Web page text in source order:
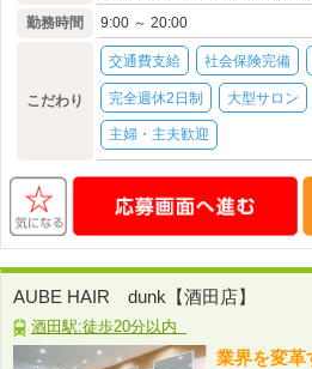
勤務時間
9:00 ～ 20:00
こだわり
交通費支給 社会保険完備
完全週休2日制 大型サロン
主婦・主夫歓迎
AUBE HAIR dunk【酒田店】
酒田駅:徒歩20分以内
業界を変革